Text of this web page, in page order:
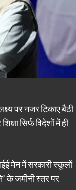
पर नजर टिकाए बैठी
सिर्फ विदेशों में ही
मेन में सरकारी स्कूलों
के जमीनी स्तर पर